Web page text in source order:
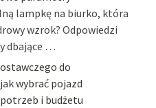
lampkę na biurko, która
wzrok? Odpowiedzi
dbające …
do
wybrać pojazd
i budżetu